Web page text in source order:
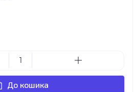
До кошика